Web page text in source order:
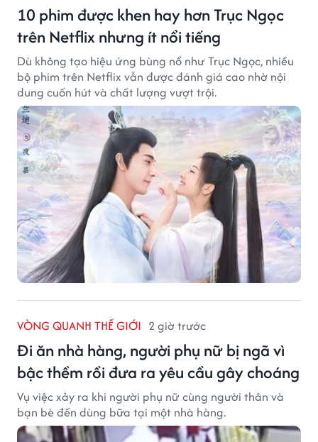
10 phim được khen hay hơn Trục Ngọc
trên Netflix nhưng ít nổi tiếng
Dù không tạo hiệu ứng bùng nổ như Trục Ngọc, nhiều
bộ phim trên Netflix vẫn được đánh giá cao nhờ nội
dung cuốn hút và chất lượng vượt trội.
VÒNG QUANH THẾ GIỚI 2 giờ trước
Đi ăn nhà hàng, người phụ nữ bị ngã vì
bậc thềm rồi đưa ra yêu cầu gây choáng
Vụ việc xảy ra khi người phụ nữ cùng người thân và
bạn bè đến dùng bữa tại một nhà hàng.